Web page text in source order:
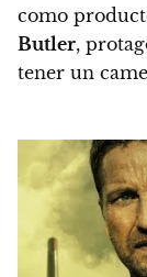
como
Butler,
tener un